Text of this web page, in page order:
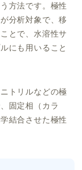
方法です。極性
分析対象で、移
とで、水溶性サ
にも用いること
トリルなどの極
固定相（カラ
結合させた極性